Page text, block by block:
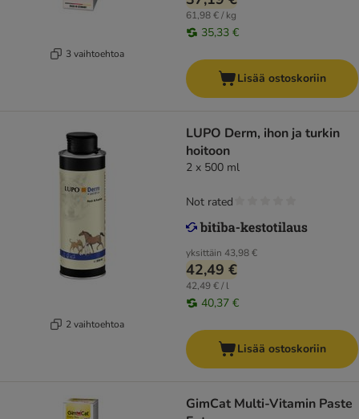
3 vaihtoehtoa
61,98 € / kg
35,33 €
Lisää ostoskoriin
2 vaihtoehtoa
LUPO Derm, ihon ja turkin
hoitoon
2 x 500 ml
yksittäin 43,98 €
42,49 €
42,49 € / l
40,37 €
Not rated
Lisää ostoskoriin
GimCat Multi-Vitamin Paste